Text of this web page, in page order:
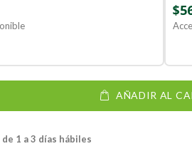
AÑADIR AL
1 a 3 días hábiles